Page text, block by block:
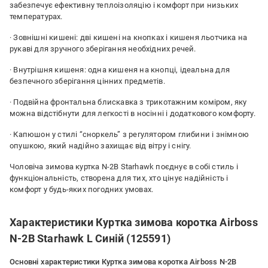
забезпечує ефективну теплоізоляцію і комфорт при низьких
температурах.
· Зовнішні кишені: дві кишені на кнопках і кишеня льотчика на
рукаві для зручного зберігання необхідних речей.
· Внутрішня кишеня: одна кишеня на кнопці, ідеальна для
безпечного зберігання цінних предметів.
· Подвійна фронтальна блискавка з трикотажним коміром, яку
можна відстібнути для легкості в носінні і додаткового комфорту.
· Капюшон у стилі “сноркель” з регулятором глибини і знімною
опушкою, який надійно захищає від вітру і снігу.
Чоловіча зимова куртка N-2B Starhawk поєднує в собі стиль і
функціональність, створена для тих, хто цінує надійність і
комфорт у будь-яких погодних умовах.
Характеристики Куртка зимова коротка Airboss
N-2B Starhawk L Синій (125591)
Основні характеристики Куртка зимова коротка Airboss N-2B